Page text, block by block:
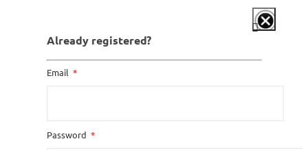
Already registered?
Email
Password